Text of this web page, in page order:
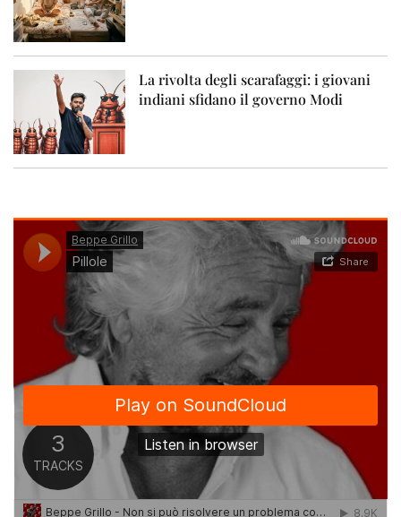
La rivolta degli scarafaggi: i giovani
indiani sfidano il governo Modi